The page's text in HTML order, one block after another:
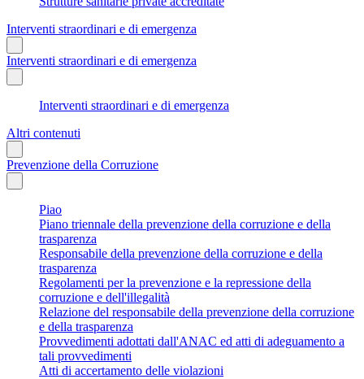
Interventi straordinari e di emergenza
Interventi straordinari e di emergenza
Interventi straordinari e di emergenza
Altri contenuti
Prevenzione della Corruzione
Piao
Piano triennale della prevenzione della corruzione e della
trasparenza
Responsabile della prevenzione della corruzione e della
trasparenza
Regolamenti per la prevenzione e la repressione della
corruzione e dell'illegalità
Relazione del responsabile della prevenzione della corruzione
e della trasparenza
Provvedimenti adottati dall'ANAC ed atti di adeguamento a
tali provvedimenti
Atti di accertamento delle violazioni